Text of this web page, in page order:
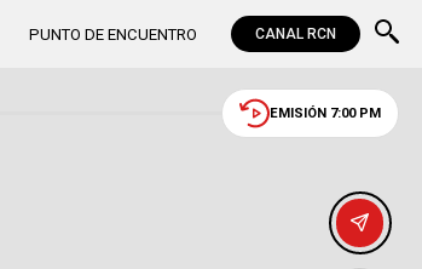
PUNTO DE ENCUENTRO CANAL RCN
EMISIÓN 7:00 PM